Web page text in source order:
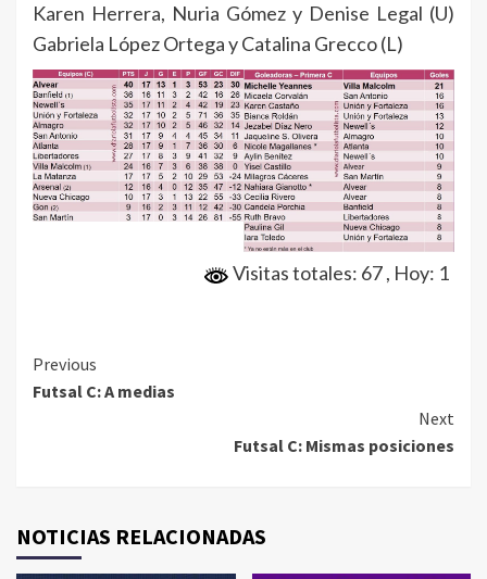
Karen Herrera, Nuria Gómez y Denise Legal (U)
Gabriela López Ortega y Catalina Grecco (L)
Visitas totales: 67, Hoy: 1
Continue
Reading
Previous
Futsal C: A medias
Next
Futsal C: Mismas posiciones
NOTICIAS RELACIONADAS